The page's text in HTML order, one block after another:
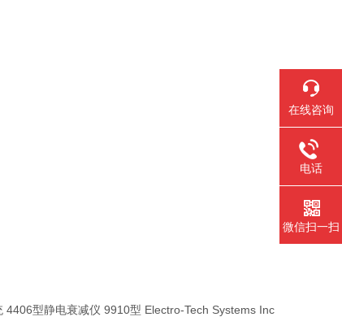
型静电衰减仪 9910型 Electro-Tech Systems Inc
在线咨询
电话
微信扫一扫